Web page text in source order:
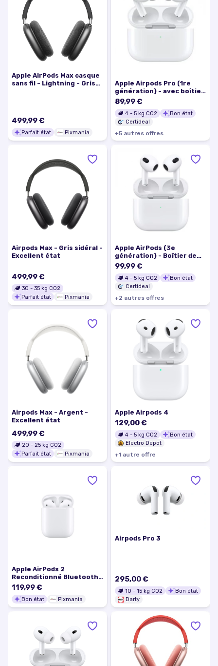
Apple AirPods Max casque
sans fil - Lightning - Gris
499,99 €
Parfait état Pixmania
Apple Airpods Pro (1re
génération) - avec boîtier
de charge wireless
89,99 €
4 - 5 kg CO2
Bon état
Certideal
+5 autres offres
Airpods Max - Gris sidéral -
Excellent état
499,99 €
30 - 35 kg CO2
Parfait état
Pixmania
Apple AirPods (3e
génération) - Boîtier de
charge MagSafe
99,99 €
4 - 5 kg CO2
Bon état
Certideal
+2 autres offres
Airpods Max - Argent -
Excellent état
499,99 €
20 - 25 kg CO2
Parfait état
Pixmania
Apple Airpods 4
129,00 €
4 - 5 kg CO2
Bon état
Electro Depot
+1 autre offre
Apple AirPods 2
Reconditionné Bluetooth
micro intégré jusqu'à 24 h
Blanc - Bon état
119,99 €
Bon état Pixmania
Airpods Pro 3
295,00 €
10 - 15 kg CO2
Bon état
Darty